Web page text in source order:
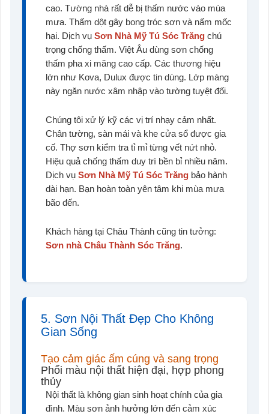
cao. Tường nhà rất dễ bị thấm nước vào mùa
mưa. Thấm dột gây bong tróc sơn và nấm mốc
hại. Dịch vụ Sơn Nhà Mỹ Tú Sóc Trăng chú
trọng chống thấm. Việt Âu dùng sơn chống
thấm pha xi măng cao cấp. Các thương hiệu
lớn như Kova, Dulux được tin dùng. Lớp màng
này ngăn nước xâm nhập vào tường tuyệt đối.
Chúng tôi xử lý kỹ các vị trí nhạy cảm nhất.
Chân tường, sàn mái và khe cửa sổ được gia
cố. Thợ sơn kiểm tra tỉ mỉ từng vết nứt nhỏ.
Hiệu quả chống thấm duy trì bền bỉ nhiều năm.
Dịch vụ Sơn Nhà Mỹ Tú Sóc Trăng bảo hành
dài hạn. Bạn hoàn toàn yên tâm khi mùa mưa
bão đến.
Khách hàng tại Châu Thành cũng tin tưởng:
Sơn nhà Châu Thành Sóc Trăng.
5. Sơn Nội Thất Đẹp Cho Không
Gian Sống
Tạo cảm giác ấm cúng và sang trọng
Phối màu nội thất hiện đại, hợp phong
thủy
Nội thất là không gian sinh hoạt chính của gia
đình. Màu sơn ảnh hưởng lớn đến cảm xúc